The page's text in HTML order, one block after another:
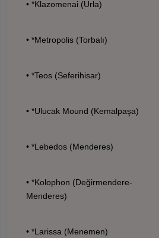
• *Klazomenai (Urla)
• *Metropolis (Torbalı)
• *Teos (Seferihisar)
• *Ulucak Mound (Kemalpaşa)
• *Lebedos (Menderes)
• *Kolophon (Değirmendere-
Menderes)
• *Larissa (Menemen)